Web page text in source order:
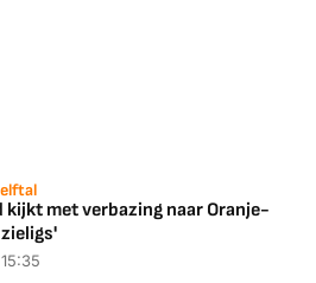
kijkt met verbazing naar Oranje-